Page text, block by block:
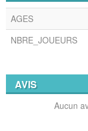
AGES
NBRE_JOUEURS
AVIS
Aucun